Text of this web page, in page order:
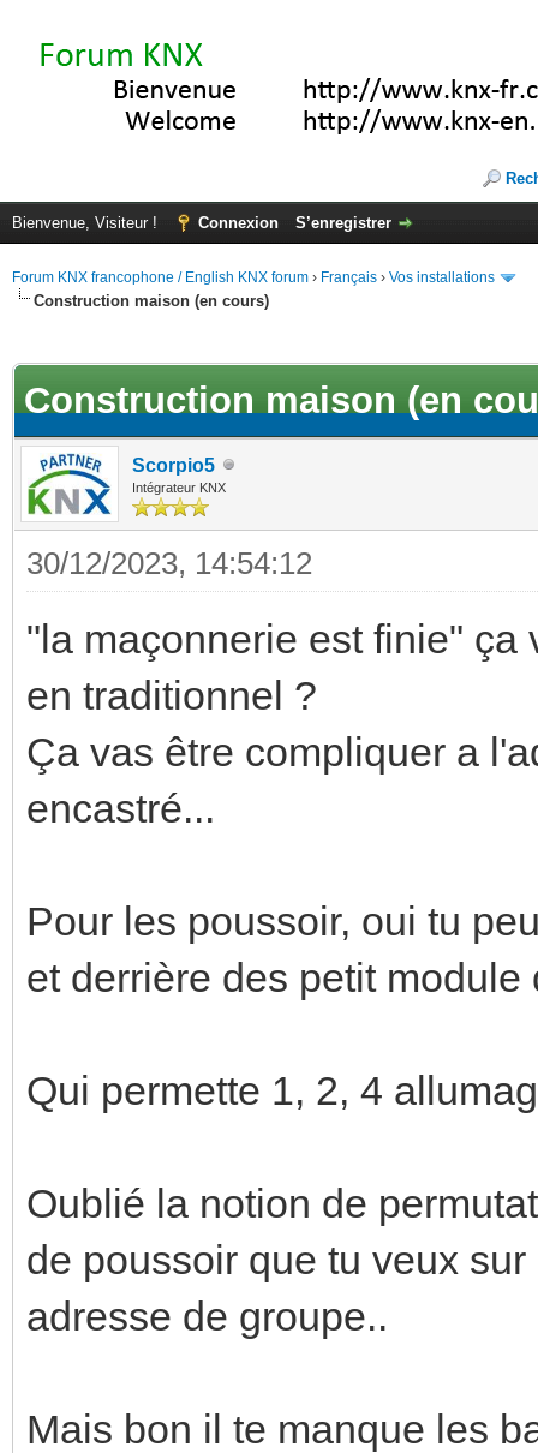
Bienvenue, Visiteur ! Connexion S’enregistrer
Forum KNX francophone / English KNX forum › Français › Vos installations
Construction maison (en cours)
Construction maison (en
Scorpio5
Intégrateur KNX
30/12/2023, 14:54:12
"la maçonnerie est finie" ça
en traditionnel ?
Ça vas être compliquer a
encastré...
Pour les poussoir, oui tu
et derrière des petit module
Qui permette 1, 2, 4
Oublié la notion de
de poussoir que tu veux
adresse de groupe..
Mais bon il te manque les